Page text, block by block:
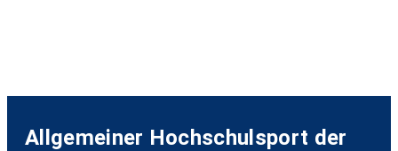
Allgemeiner Hochschulsport der